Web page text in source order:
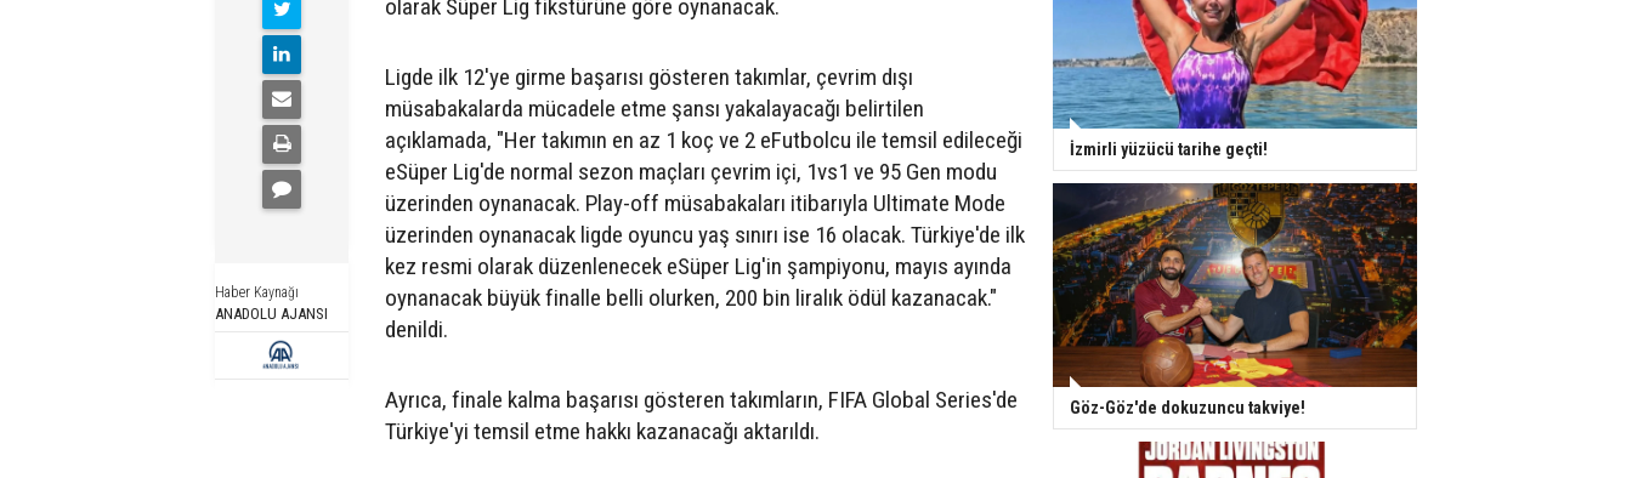
Haber Kaynağı
ANADOLU AJANSI
olarak Süper Lig fikstürüne göre oynanacak.
Ligde ilk 12'ye girme başarısı gösteren takımlar, çevrim dışı
müsabakalarda mücadele etme şansı yakalayacağı belirtilen
açıklamada, "Her takımın en az 1 koç ve 2 eFutbolcu ile temsil edileceği
eSüper Lig'de normal sezon maçları çevrim içi, 1vs1 ve 95 Gen modu
üzerinden oynanacak. Play-off müsabakaları itibarıyla Ultimate Mode
üzerinden oynanacak ligde oyuncu yaş sınırı ise 16 olacak. Türkiye'de ilk
kez resmi olarak düzenlenecek eSüper Lig'in şampiyonu, mayıs ayında
oynanacak büyük finalle belli olurken, 200 bin liralık ödül kazanacak."
denildi.
Ayrıca, finale kalma başarısı gösteren takımların, FIFA Global Series'de
Türkiye'yi temsil etme hakkı kazanacağı aktarıldı.
İzmirli yüzücü tarihe geçti!
Göz-Göz'de dokuzuncu takviye!